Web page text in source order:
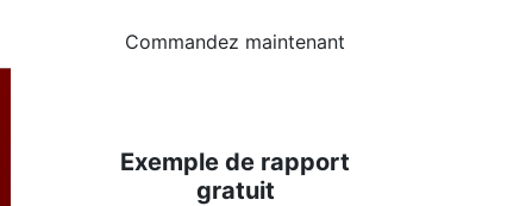
Commandez maintenant
Exemple de rapport
gratuit